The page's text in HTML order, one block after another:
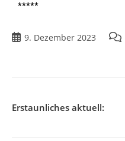
*****
9. Dezember 2023
Erstaunliches aktuell: